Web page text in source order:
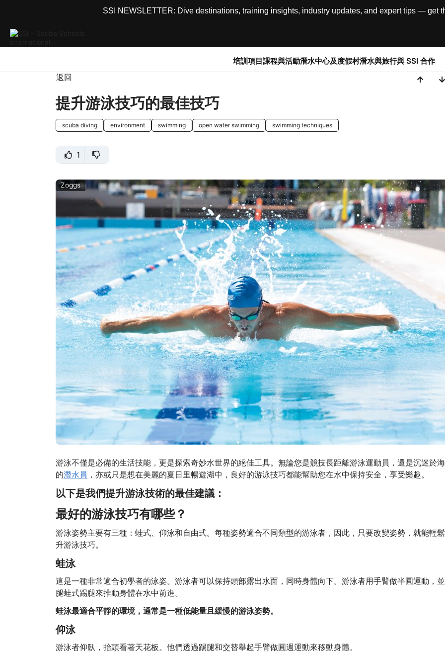
SSI NEWSLETTER: Dive destinations, training insights, industry updates, and expert tips — get
培訓項目課程與活動潛水中心及度假村潛水與旅行與 SSI 合作
返回
提升游泳技巧的最佳技巧
scuba diving environment swimming open water swimming swimming techniques
1
Zoggs
游泳不僅是必備的生活技能，更是探索奇妙水世界的絕佳工具。無論您是競技長距離游泳運動員，還是沉迷於
的潛水員 ，亦或只是想在美麗的夏日里暢遊湖中，良好的游泳技巧都能幫助您在水中保持安全，享受樂趣。
以下是我們提升游泳技術的最佳建議：
最好的游泳技巧有哪些？
游泳姿勢主要有三種：蛙式、仰泳和自由式。每種姿勢適合不同類型的游泳者，因此，只要改變姿勢，就能輕
升游泳技巧。
蛙泳
這是一種非常適合初學者的泳姿。游泳者可以保持頭部露出水面，同時身體向下。游泳者用手臂做半圓運動，
腿蛙式踢腿來推動身體在水中前進。
蛙泳最適合平靜的環境，通常是一種低能量且緩慢的游泳姿勢。
仰泳
游泳者仰臥，抬頭看著天花板。他們透過踢腿和交替舉起手臂做圓週運動來移動身體。